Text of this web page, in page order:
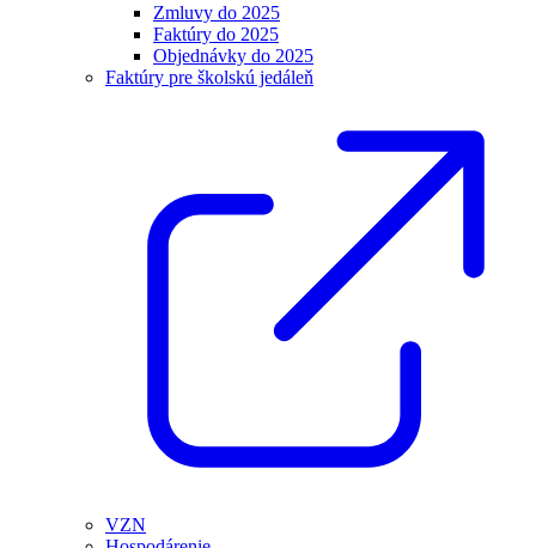
Zmluvy do 2025
Faktúry do 2025
Objednávky do 2025
Faktúry pre školskú jedáleň
VZN